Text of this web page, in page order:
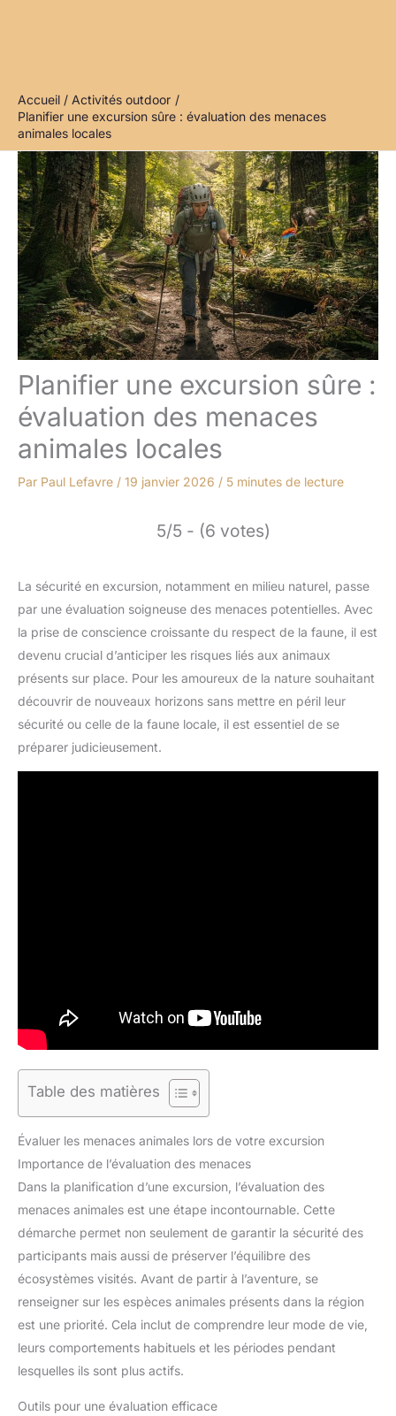
Accueil
Activités outdoor
Planifier une excursion sûre : évaluation des menaces
animales locales
Planifier une excursion sûre :
évaluation des menaces
animales locales
Par Paul Lefavre / 19 janvier 2026 / 5 minutes de lecture
5/5 - (6 votes)
La sécurité en excursion, notamment en milieu naturel, passe
par une évaluation soigneuse des menaces potentielles. Avec
la prise de conscience croissante du respect de la faune, il est
devenu crucial d’anticiper les risques liés aux animaux
présents sur place. Pour les amoureux de la nature souhaitant
découvrir de nouveaux horizons sans mettre en péril leur
sécurité ou celle de la faune locale, il est essentiel de se
préparer judicieusement.
Table des matières
Évaluer les menaces animales lors de votre excursion
Importance de l’évaluation des menaces
Dans la planification d’une excursion, l’évaluation des
menaces animales est une étape incontournable. Cette
démarche permet non seulement de garantir la sécurité des
participants mais aussi de préserver l’équilibre des
écosystèmes visités. Avant de partir à l’aventure, se
renseigner sur les espèces animales présents dans la région
est une priorité. Cela inclut de comprendre leur mode de vie,
leurs comportements habituels et les périodes pendant
lesquelles ils sont plus actifs.
Outils pour une évaluation efficace